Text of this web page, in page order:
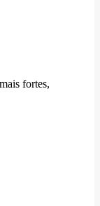
fortes,